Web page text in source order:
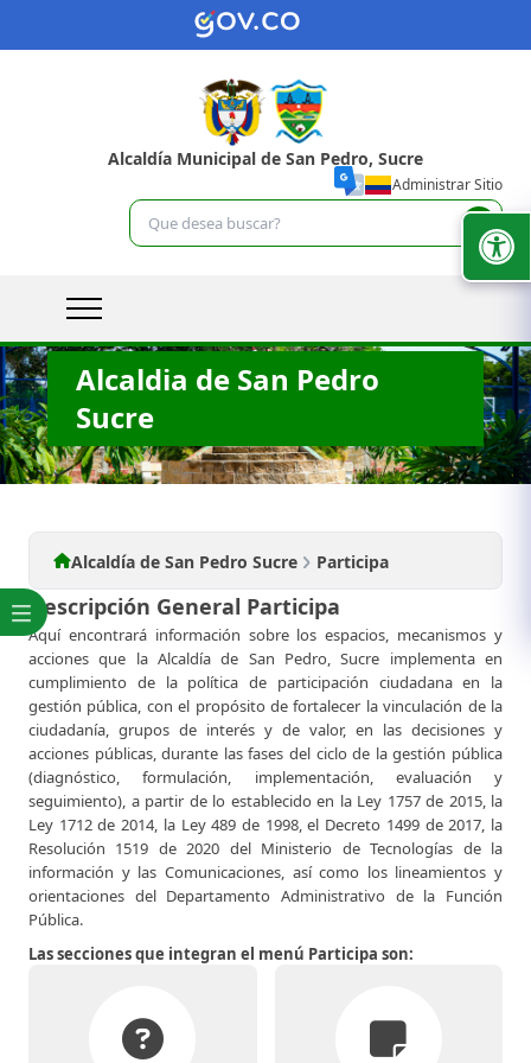
Alcaldía Municipal de San Pedro, Sucre
Administrar Sitio
Alcaldia de San Pedro
Sucre
Alcaldía de San Pedro Sucre Participa
Descripción General Participa
Aquí encontrará información sobre los espacios, mecanismos y
acciones que la Alcaldía de San Pedro, Sucre implementa en
cumplimiento de la política de participación ciudadana en la
gestión pública, con el propósito de fo​rtalecer la vinculación de la
ciudadanía, grupos de interés y de valor, en las decisione​​s y
acciones públicas, durante las fases del ciclo de la gestión pública
(diagnóstico, formulación, implementación, evaluación y
seguimiento), a partir de lo establecido en la Ley 1757 de 2015, la
Ley 1712 de 2014, la Ley 489 de 1998, el Decreto 1499 de 2017, la
Resolución 1519 de 2020 del Ministerio de Tecnologías de la
información y las Comunicaciones, así como los lineamientos y
orientaciones del Departamento Administrativo de la Función
Pública.​
Las secciones que integran el menú Participa son: